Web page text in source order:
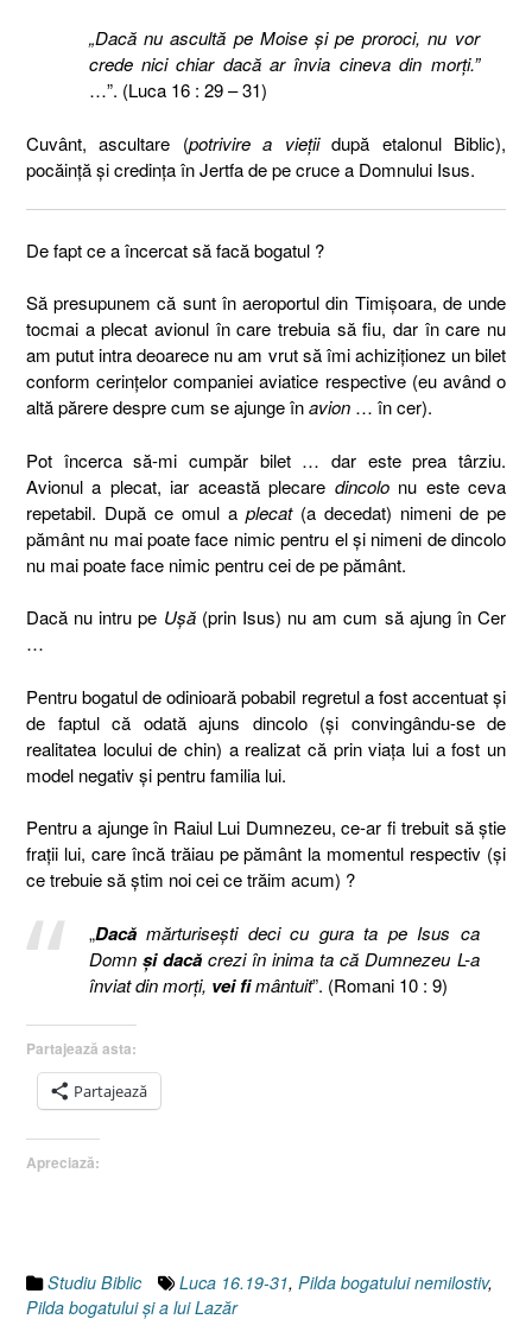
„Dacă nu ascultă pe Moise şi pe proroci, nu vor
crede nici chiar dacă ar învia cineva din morţi.”
…”. (Luca 16 : 29 – 31)
Cuvânt, ascultare (potrivire a vieţiidupă etalonul Biblic),
pocăinţă şi credinţa în Jertfa de pe cruce a Domnului Isus.
De fapt ce a încercat să facă bogatul ?
Să presupunem că sunt în aeroportul din Timişoara, de unde
tocmai a plecat avionul în care trebuia să fiu, dar în care nu
am putut intra deoarece nu am vrut să îmi achiziţionez un bilet
conform cerinţelor companiei aviatice respective (eu având o
altă părere despre cum se ajunge înavion … în cer).
Pot încerca să-mi cumpăr bilet … dar este prea târziu.
Avionul a plecat, iar această plecare dincolonu este ceva
repetabil. După ce omul a plecat(a decedat) nimeni de pe
pământ nu mai poate face nimic pentru el şi nimeni de dincolo
nu mai poate face nimic pentru cei de pe pământ.
Dacă nu intru pe Uşă(prin Isus) nu am cum să ajung în Cer
…
Pentru bogatul de odinioară pobabil regretul a fost accentuat şi
de faptul că odată ajuns dincolo (şi convingându-se de
realitatea locului de chin) a realizat că prin viaţa lui a fost un
model negativ şi pentru familia lui.
Pentru a ajunge în Raiul Lui Dumnezeu, ce-ar fi trebuit să ştie
fraţii lui, care încă trăiau pe pământ la momentul respectiv (şi
ce trebuie să ştim noi cei ce trăim acum) ?
„Dacămărturiseşti deci cu gura ta pe Isus ca
Domn şi dacăcrezi în inima ta că Dumnezeu L-a
înviat din morţi, vei fimântuit”. (Romani 10 : 9)
Partajează asta:
Partajează
Apreciază:
Studiu Biblic Luca 16.19-31, Pilda bogatului nemilostiv,
Pilda bogatului şi a lui Lazăr